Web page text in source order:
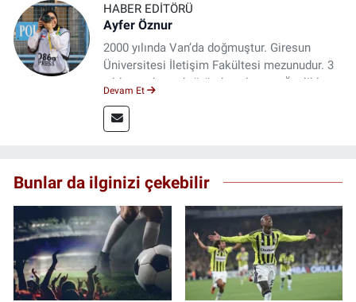
HABER EDITÖRÜ
Ayfer Öznur
2000 yılında Van’da doğmuştur. Giresun
Üniversitesi İletişim Fakültesi mezunudur. 3
yıldır medya sektöründe çalışıyor. Özelikle
Devam Et
Bunlar da ilginizi çekebilir